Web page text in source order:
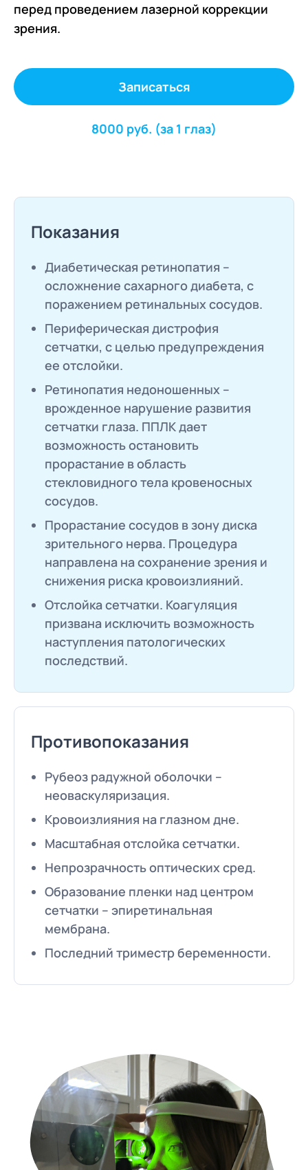
перед проведением лазерной коррекции
зрения.
Записаться
8000 руб. (за 1 глаз)
Показания
Диабетическая ретинопатия –
осложнение сахарного диабета, с
поражением ретинальных сосудов.
Периферическая дистрофия
сетчатки, с целью предупреждения
ее отслойки.
Ретинопатия недоношенных –
врожденное нарушение развития
сетчатки глаза. ППЛК дает
возможность остановить
прорастание в область
стекловидного тела кровеносных
сосудов.
Прорастание сосудов в зону диска
зрительного нерва. Процедура
направлена на сохранение зрения и
снижения риска кровоизлияний.
Отслойка сетчатки. Коагуляция
призвана исключить возможность
наступления патологических
последствий.
Противопоказания
Рубеоз радужной оболочки –
неоваскуляризация.
Кровоизлияния на глазном дне.
Масштабная отслойка сетчатки.
Непрозрачность оптических сред.
Образование пленки над центром
сетчатки – эпиретинальная
мембрана.
Последний триместр беременности.